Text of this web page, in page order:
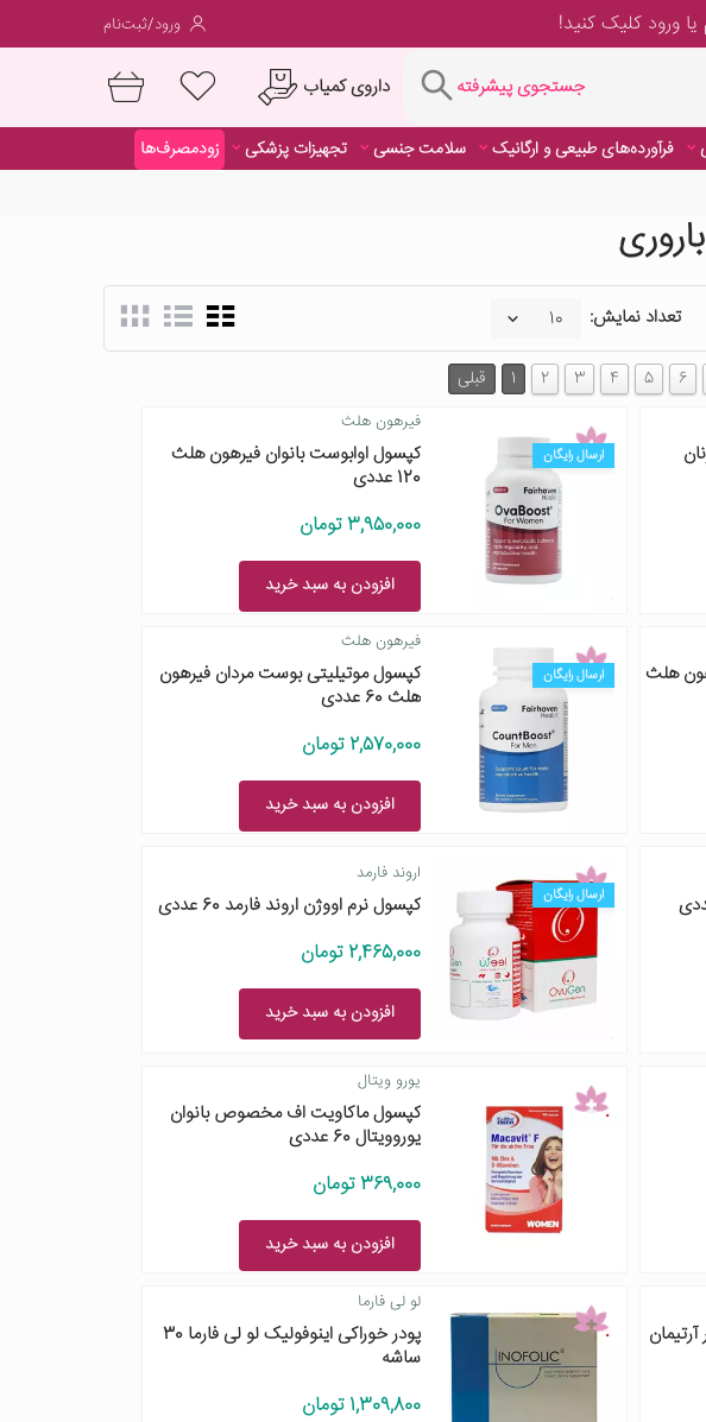
داروی کمیاب
یا ورودکلیک کنید! ورود/ثبت‌نام
جستجوی پیشرفته داروی کمیاب
فرآورده‌های طبیعی و ارگانیک سلامت جنسی تجهیزات پزشکی
زودمصرف‌ها
تعداد نمایش:
قبلی 1 2 3 4 5 6
ارسال رایگان
فیرهون هلث
کپسول اوابوست بانوان فیرهون هلث
120 عددی
3,950,000 تومان
افزودن به سبد خرید
هلث
ارسال رایگان
فیرهون هلث
کپسول موتیلیتی بوست مردان فیرهون
هلث 60 عددی
2,570,000 تومان
افزودن به سبد خرید
ارسال رایگان
اروند فارمد
کپسول نرم اووژن اروند فارمد 60 عددی
2,465,000 تومان
افزودن به سبد خرید
یورو ویتال
کپسول ماکاویت اف مخصوص بانوان
یوروویتال 60 عددی
369,000 تومان
افزودن به سبد خرید
لو لی فارما
پودر خوراکی اینوفولیک لو لی فارما 30
ساشه
1,309,800 تومان